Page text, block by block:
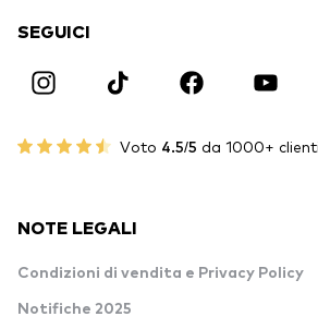
SEGUICI
Voto 4.5/5 da 1000+
NOTE LEGALI
Condizioni di vendita e Privacy Policy
Notifiche 2025